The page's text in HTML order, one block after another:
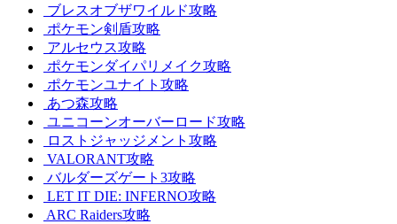
ブレスオブザワイルド攻略
ポケモン剣盾攻略
アルセウス攻略
ポケモンダイパリメイク攻略
ポケモンユナイト攻略
あつ森攻略
ユニコーンオーバーロード攻略
ロストジャッジメント攻略
VALORANT攻略
バルダーズゲート3攻略
LET IT DIE: INFERNO攻略
ARC Raiders攻略